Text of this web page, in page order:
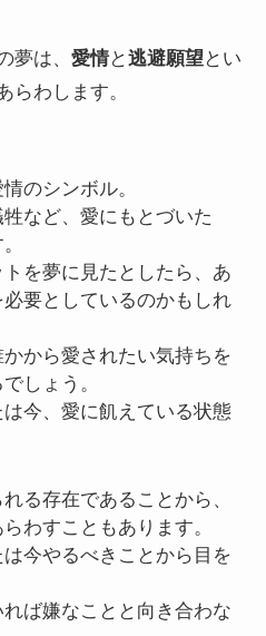
夢は、 愛情と逃避願望とい
らわします。
のシンボル。
など、愛にもとづいた
を夢に見たとしたら、あ
要としているのかもしれ
から愛されたい気持ちを
しょう。
今、愛に飢えている状態
る存在であることから、
わすこともあります。
今やるべきことから目を
ば嫌なことと向き合わな